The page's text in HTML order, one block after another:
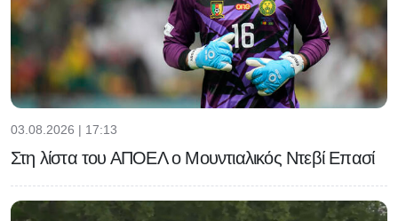
03.08.2026 | 17:13
Στη λίστα του ΑΠΟΕΛ ο Μουντιαλικός Ντεβί Επασί